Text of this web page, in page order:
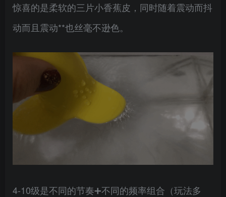
惊喜的是柔软的三片小香蕉皮，同时随着震动而抖
动而且震动**也丝毫不逊色。
4-10级是不同的节奏➕不同的频率组合（玩法多